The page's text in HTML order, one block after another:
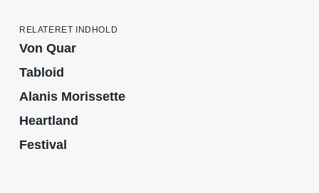
RELATERET INDHOLD
Von Quar
Tabloid
Alanis Morissette
Heartland
Festival